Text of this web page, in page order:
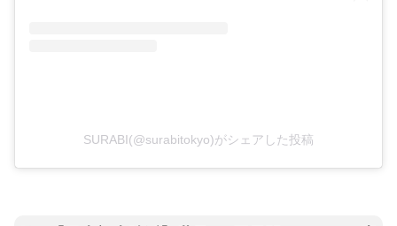
SURABI(@surabitokyo)がシェアした投稿